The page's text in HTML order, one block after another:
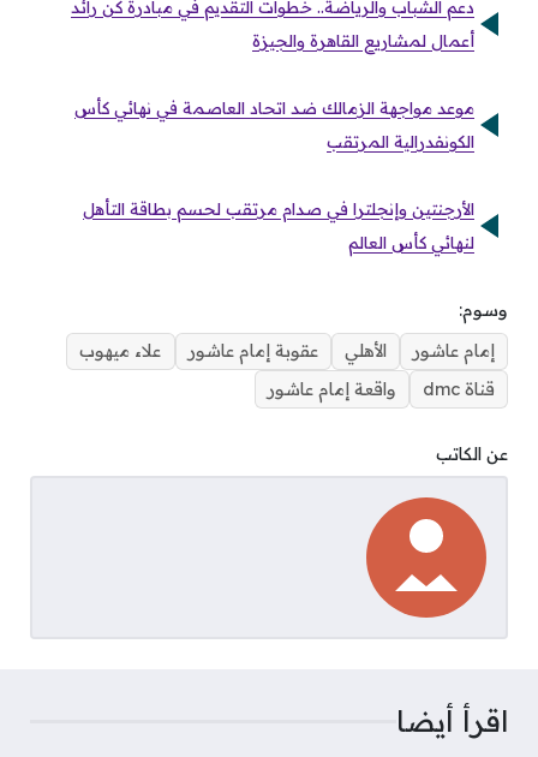
دعم الشباب والرياضة.. خطوات التقديم في مبادرة كن رائد
أعمال لمشاريع القاهرة والجيزة
موعد مواجهة الزمالك ضد اتحاد العاصمة في نهائي كأس
الكونفدرالية المرتقب
الأرجنتين وإنجلترا في صدام مرتقب لحسم بطاقة التأهل
لنهائي كأس العالم
وسوم:
إمام عاشور
الأهلي عقوبة إمام عاشور
علاء ميهوب
قناة dmc
واقعة إمام عاشور
عن الكاتب
اقرأ أيضا